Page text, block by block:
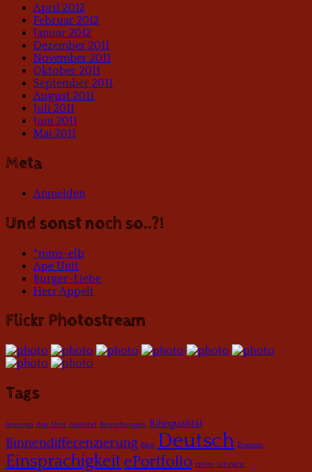
April 2012
Februar 2012
Januar 2012
Dezember 2011
November 2011
Oktober 2011
September 2011
August 2011
Juli 2011
Juni 2011
Mai 2011
Meta
Anmelden
Und sonst noch so..?!
*mms-elb
Ape Unit
Burger-Liebe
Herr Appelt
Flickr Photostream
Tags
Anonym Ape Unit Ausland Bewerbungen Bilingualität
Binnendifferenzierung Blog Deutsch Domain
Einsprachigkeit ePortfolio erstes Lehrjahr